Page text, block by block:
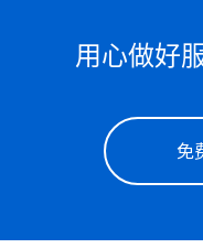
用心做好
免